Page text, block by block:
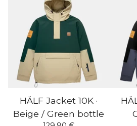
HÄLF Jacket 10K ·
Beige / Green bottle